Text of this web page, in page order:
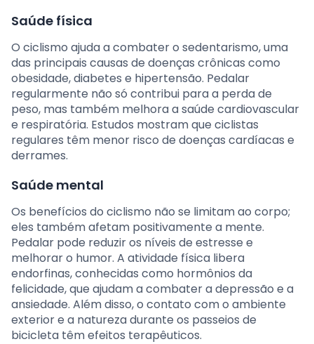
Saúde física
O ciclismo ajuda a combater o sedentarismo, uma
das principais causas de doenças crônicas como
obesidade, diabetes e hipertensão. Pedalar
regularmente não só contribui para a perda de
peso, mas também melhora a saúde cardiovascular
e respiratória. Estudos mostram que ciclistas
regulares têm menor risco de doenças cardíacas e
derrames.
Saúde mental
Os benefícios do ciclismo não se limitam ao corpo;
eles também afetam positivamente a mente.
Pedalar pode reduzir os níveis de estresse e
melhorar o humor. A atividade física libera
endorfinas, conhecidas como hormônios da
felicidade, que ajudam a combater a depressão e a
ansiedade. Além disso, o contato com o ambiente
exterior e a natureza durante os passeios de
bicicleta têm efeitos terapêuticos.